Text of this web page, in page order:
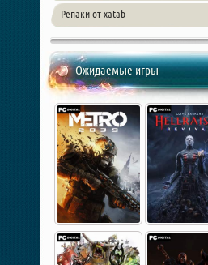
Репаки от xatab
Ожидаемые игры